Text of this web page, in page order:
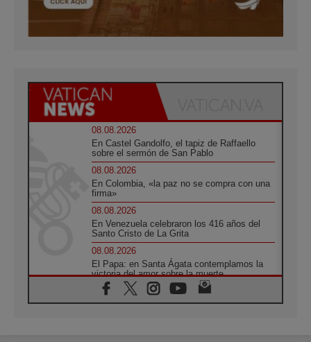
08.08.2026
En Castel Gandolfo, el tapiz de Raffaello
sobre el sermón de San Pablo
08.08.2026
En Colombia, «la paz no se compra con una
firma»
08.08.2026
En Venezuela celebraron los 416 años del
Santo Cristo de La Grita
08.08.2026
El Papa: en Santa Ágata contemplamos la
victoria del amor sobre la muerte
08.08.2026
León XIV visitará el Santuario de la Madre